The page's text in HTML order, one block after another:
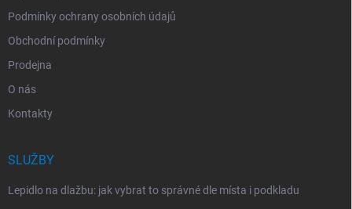
Podmínky ochrany osobních údajů
Obchodní podmínky
Prodejna
O nás
Kontakty
SLUŽBY
Lepidlo na dlažbu: jak vybrat to správné dle místa i podkladu